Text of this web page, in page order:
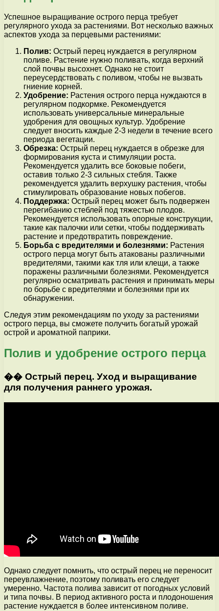
Успешное выращивание острого перца требует
регулярного ухода за растениями. Вот несколько важных
аспектов ухода за перцевыми растениями:
Полив: Острый перец нуждается в регулярном
поливе. Растение нужно поливать, когда верхний
слой почвы высохнет. Однако не стоит
переусердствовать с поливом, чтобы не вызвать
гниение корней.
Удобрение: Растения острого перца нуждаются в
регулярном подкормке. Рекомендуется
использовать универсальные минеральные
удобрения для овощных культур. Удобрение
следует вносить каждые 2-3 недели в течение всего
периода вегетации.
Обрезка: Острый перец нуждается в обрезке для
формирования куста и стимуляции роста.
Рекомендуется удалить все боковые побеги,
оставив только 2-3 сильных стебля. Также
рекомендуется удалить верхушку растения, чтобы
стимулировать образование новых побегов.
Поддержка: Острый перец может быть подвержен
перегибанию стеблей под тяжестью плодов.
Рекомендуется использовать опорные конструкции,
такие как палочки или сетки, чтобы поддерживать
растение и предотвратить повреждение.
Борьба с вредителями и болезнями: Растения
острого перца могут быть атакованы различными
вредителями, такими как тля или клещи, а также
поражены различными болезнями. Рекомендуется
регулярно осматривать растения и принимать меры
по борьбе с вредителями и болезнями при их
обнаружении.
Следуя этим рекомендациям по уходу за растениями
острого перца, вы сможете получить богатый урожай
острой и ароматной паприки.
Полив и удобрение острого перца
�� Острый перец. Уход и выращивание
для получения раннего урожая.
Однако следует помнить, что острый перец не переносит
переувлажнение, поэтому поливать его следует
умеренно. Частота полива зависит от погодных условий
и типа почвы. В период активного роста и плодоношения
растение нуждается в более интенсивном поливе.